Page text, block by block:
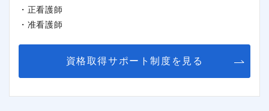
・正看護師
・准看護師
資格取得サポート制度を見る